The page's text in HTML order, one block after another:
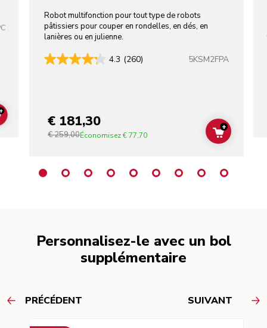
ADD TO CART
Robot multifonction pour tout type de robots
pâtissiers pour couper en rondelles, en dés, en
lanières ou en julienne.
4.3 (260) 5KSM2FPA
€ 181,30
€ 259,00Économisez€ 77,70 ADD TO
+
Personnalisez-le avec un bol
supplémentaire
PRÉCÉDENT SUIVANT